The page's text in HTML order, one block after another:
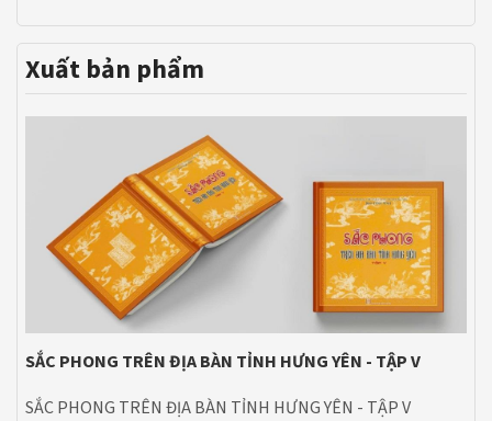
Xuất bản phẩm
SẮC PHONG TRÊN ĐỊA BÀN TỈNH HƯNG YÊN - TẬP V
SẮC PHONG TRÊN ĐỊA BÀN TỈNH HƯNG YÊN - TẬP V